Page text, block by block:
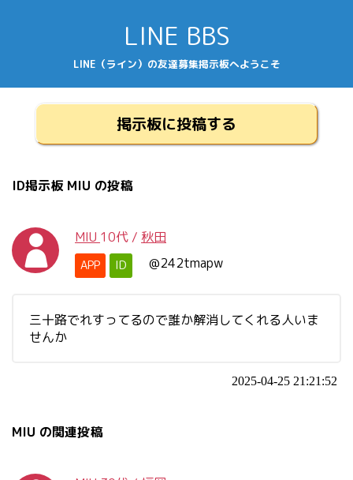
LINE BBS
LINE（ライン）の友達募集掲示板へようこそ
掲示板に投稿する
ID掲示板 MIU の投稿
MIU 10代 / 秋田
APP ID @242tmapw
三十路でれすってるので誰か解消してくれる人いま
せんか
2025-04-25 21:21:52
MIU の関連投稿